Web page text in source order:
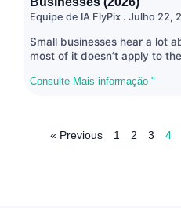
Equipe de IA FlyPix Julho 22,
Small businesses hear a lot
most of it doesn’t apply to
Consulte Mais informação "
« Previous 1 2 3 4